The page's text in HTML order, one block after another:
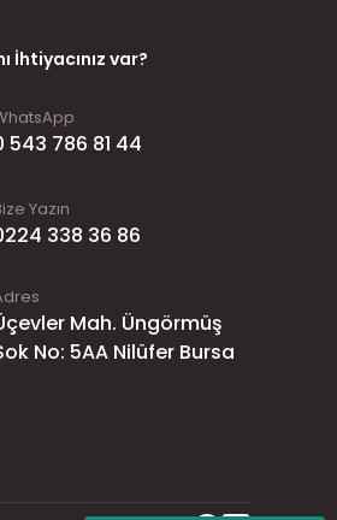
İhtiyacınız var?
543 786 81 44
Yazın
338 36 86
Mah. Üngörmüş
No: 5AA Nilüfer Bursa